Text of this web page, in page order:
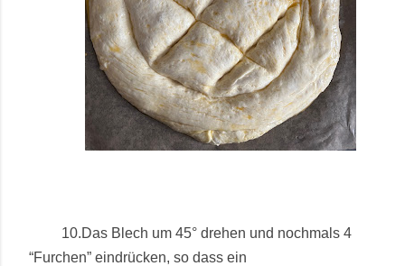
10.Das Blech um 45° drehen und nochmals 4
“Furchen” eindrücken, so dass ein